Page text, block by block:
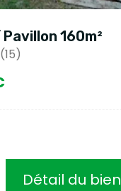
160m²
Détail du bien